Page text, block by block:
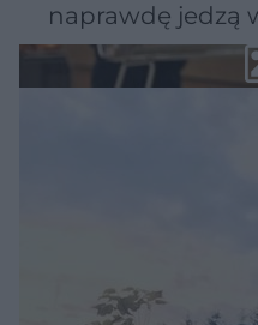
naprawdę jedzą